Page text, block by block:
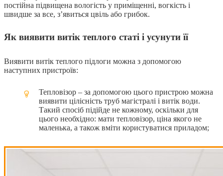
постійна підвищена вологість у приміщенні, вогкість і
швидше за все, з’явиться цвіль або грибок.
Як виявити витік теплого статі і усунути її
Виявити витік теплого підлоги можна з допомогою
наступних пристроїв:
Тепловізор – за допомогою цього пристрою можна
виявити цілісність труб магістралі і витік води.
Такий спосіб підійде не кожному, оскільки для
цього необхідно: мати тепловізор, ціна якого не
маленька, а також вміти користуватися приладом;